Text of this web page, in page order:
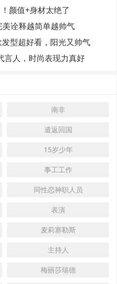
颜值+身材太绝了
美诠释越简单越帅气
型超好看，阳光又帅气
言人，时尚表现力真好
南非
遣返回国
15岁少年
事工工作
同性恋神职人员
表演
麦莉塞勒斯
主持人
梅丽莎瑞德